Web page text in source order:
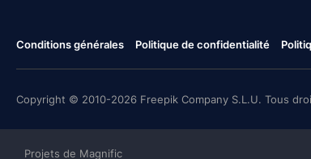
Conditions générales Politique de confidentialité
Copyright © 2010-2026 Freepik Company S.L.U. Tous
Projets de Magnific